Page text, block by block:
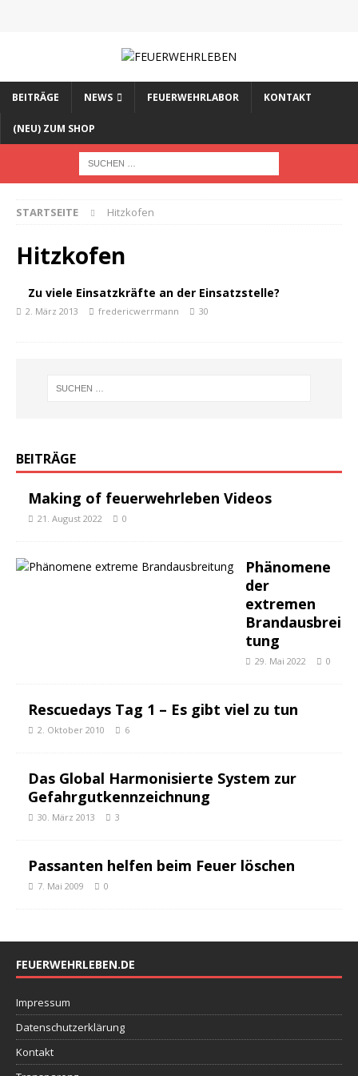
BEITRÄGE NEWS FEUERWEHRLABOR KONTAKT
(NEU) ZUM SHOP
STARTSEITE Hitzkofen
Hitzkofen
Zu viele Einsatzkräfte an der Einsatzstelle?
2. März 2013 fredericwerrmann 30
BEITRÄGE
Making of feuerwehrleben Videos
21. August 2022 0
Phänomene
der
extremen
Brandausbrei
tung
29. Mai 2022 0
Rescuedays Tag 1 – Es gibt viel zu tun
2. Oktober 2010 6
Das Global Harmonisierte System zur
Gefahrgutkennzeichnung
30. März 2013 3
Passanten helfen beim Feuer löschen
7. Mai 2009 0
FEUERWEHRLEBEN.DE
Impressum
Datenschutzerklärung
Kontakt